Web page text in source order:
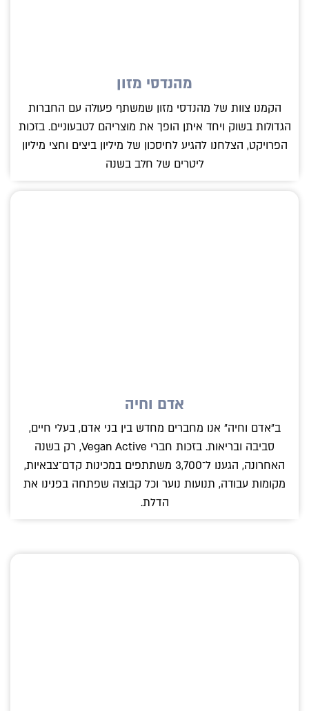
מהנדסי מזון
הקמנו צוות של מהנדסי מזון שמשתף פעולה עם החברות
הגדולות בשוק ויחד איתן הופך את מוצריהם לטבעוניים. בזכות
הפרויקט, הצלחנו להגיע לחיסכון של מיליון ביצים וחצי מיליון
ליטרים של חלב בשנה
אדם וחיה
ב״אדם וחיה״ אנו מחברים מחדש בין בני אדם, בעלי חיים,
סביבה ובריאות. בזכות חברי Vegan Active, רק בשנה
האחרונה, הגענו ל־3,700 משתתפים במכינות קדם־צבאיות,
מקומות עבודה, תנועות נוער וכל קבוצה שפתחה בפנינו את
הדלת.